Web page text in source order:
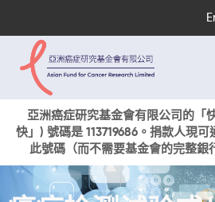
亞洲癌症研究基金會有限公司的「
快」) 號碼是 113719686。捐款人現
此號碼（而不需要基金會的完整銀
關於我們
科研項目
活動與獎項